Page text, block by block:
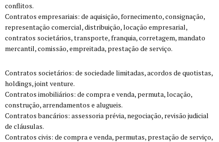
conflitos.
Contratos empresariais: de aquisição, fornecimento, consignação,
representação comercial, distribuição, locação empresarial,
contratos societários, transporte, franquia, corretagem, mandato
mercantil, comissão, empreitada, prestação de serviço.
Contratos societários: de sociedade limitadas, acordos de quotistas,
holdings, joint venture.
Contratos imobiliários: de compra e venda, permuta, locação,
construção, arrendamentos e alugueis.
Contratos bancários: assessoria prévia, negociação, revisão judicial
de cláusulas.
Contratos civis: de compra e venda, permutas, prestação de serviço,